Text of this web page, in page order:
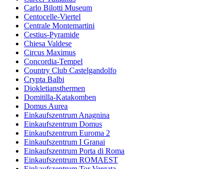
Carlo Bilotti Museum
Centocelle-Viertel
Centrale Montemartini
Cestius-Pyramide
Chiesa Valdese
Circus Maximus
Concordia-Tempel
Country Club Castelgandolfo
Crypta Balbi
Diokletiansthermen
Domitilla-Katakomben
Domus Aurea
Einkaufszentrum Anagnina
Einkaufszentrum Domus
Einkaufszentrum Euroma 2
Einkaufszentrum I Granai
Einkaufszentrum Porta di Roma
Einkaufszentrum ROMAEST